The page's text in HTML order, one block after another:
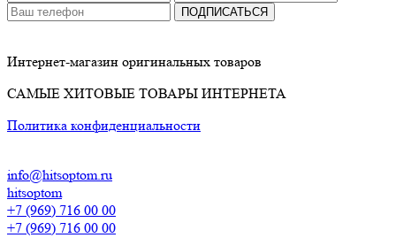
ПОДПИСАТЬСЯ
Интернет-магазин оригинальных товаров
САМЫЕ ХИТОВЫЕ ТОВАРЫ ИНТЕРНЕТА
Политика конфиденциальности
info@hitsoptom.ru
hitsoptom
+7 (969) 716 00 00
+7 (969) 716 00 00